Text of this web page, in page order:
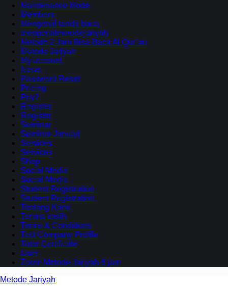
Maintenance Mode
Members
Mengenal tanda baca
mengenalmetodejariyah
Metode 2 Jam Bisa Baca Al Qur’an
Metode Jariyah
My account
News
Password Reset
Pricing
Priv2
Register
Register
Seminar
Seminar Januari
Services
Services
Shop
Social Media
Social Media
Student Registration
Student Registration
Tentang Kami
Terima kasih
Terms & Conditions
Test Company Profile
Tutor Certificate
User
Zoom Metode Jariyah 8 jam
Metode Jariyah